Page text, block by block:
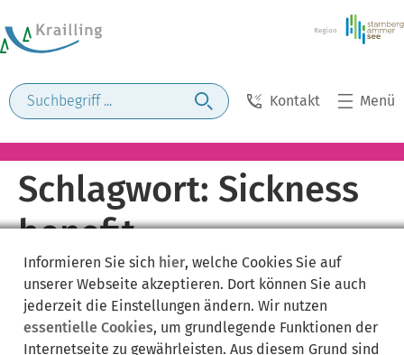
Kontakt Menü
Schlagwort: Sickness
benefit
Informieren Sie sich hier, welche Cookies Sie auf
unserer Webseite akzeptieren. Dort können Sie auch
jederzeit die Einstellungen ändern. Wir nutzen
essentielle Cookies, um grundlegende Funktionen der
Internetseite zu gewährleisten. Aus diesem Grund sind